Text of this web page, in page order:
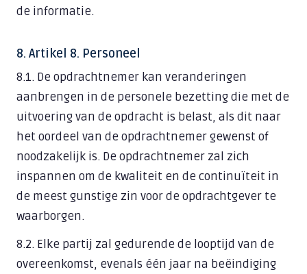
de informatie.
8. Artikel 8. Personeel
8.1. De opdrachtnemer kan veranderingen
aanbrengen in de personele bezetting die met de
uitvoering van de opdracht is belast, als dit naar
het oordeel van de opdrachtnemer gewenst of
noodzakelijk is. De opdrachtnemer zal zich
inspannen om de kwaliteit en de continuïteit in
de meest gunstige zin voor de opdrachtgever te
waarborgen.
8.2. Elke partij zal gedurende de looptijd van de
overeenkomst, evenals één jaar na beëindiging